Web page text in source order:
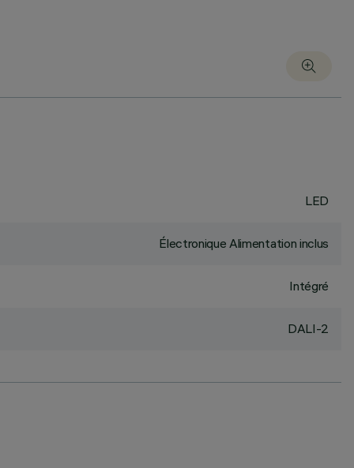
LED
Électronique Alimentation inclus
Intégré
DALI-2